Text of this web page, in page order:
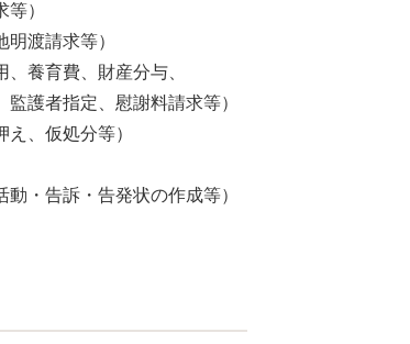
）
請求等）
費、財産分与、
定、慰謝料請求等）
仮処分等）
・告発状の作成等）